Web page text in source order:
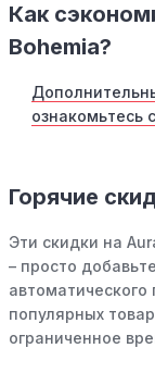
Как
Bohemia?
ознакомьтесь
Горячие
Эти скидки на
– просто
популярных
ограниченное